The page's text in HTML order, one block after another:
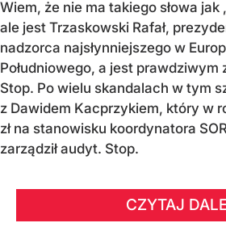
Wiem, że nie ma takiego słowa jak
ale jest Trzaskowski Rafał,
nadzorca najsłynniejszego w
Południowego, a jest
Stop. Po wielu skandalach w tym
z Dawidem Kacprzykiem, który w
zł na stanowisku koordynatora
zarządził audyt. Stop.
CZYTAJ